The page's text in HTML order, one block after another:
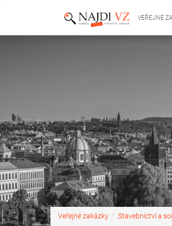
VEŘEJNÉ
Veřejné zakázky Stavebnictví a